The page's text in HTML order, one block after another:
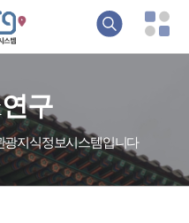
구
지식정보시스템입니다